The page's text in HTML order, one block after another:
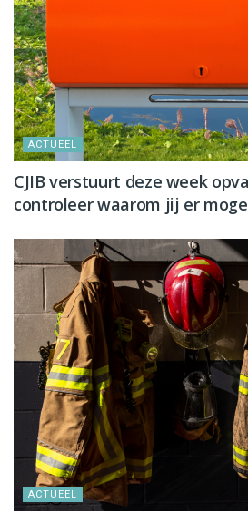
ACTUEEL
CJIB verstuurt deze week
controleer waarom jij er
ACTUEEL